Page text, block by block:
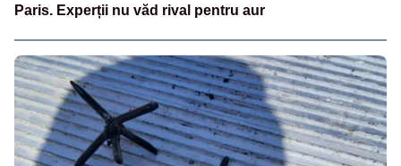
Paris. Experții nu văd rival pentru aur